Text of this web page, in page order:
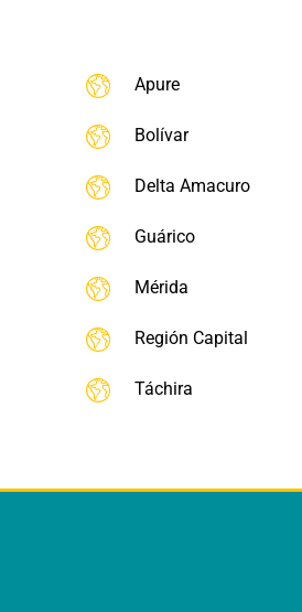
Apure
Bolívar
Delta Amacuro
Guárico
Mérida
Región Capital
Táchira